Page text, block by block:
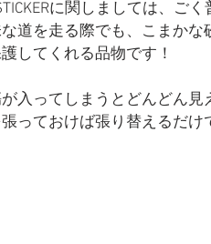
STICKERに関しましては、
道を走る際でも、こまか
してくれる品物です！
入ってしまうとどんどん
っておけば張り替えるだ